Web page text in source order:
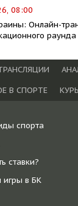
08:00
Онлайн-
раунда
В СПОРТЕ
спорта
ставки?
игры в БК